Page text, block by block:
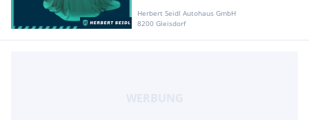
Herbert Seidl Autohaus GmbH
8200 Gleisdorf